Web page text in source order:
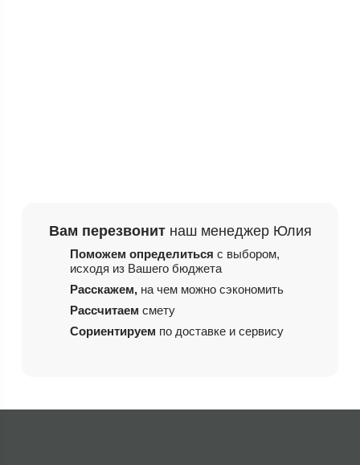
Вам перезвонит наш менеджер Юлия
Поможем определитьсяс выбором,
исходя из Вашего бюджета
Расскажем, на чем можно сэкономить
Рассчитаемсмету
Сориентируем по доставке и сервису